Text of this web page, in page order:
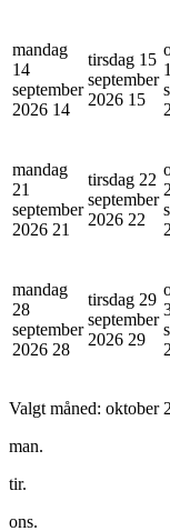
mandag
14
september
2026 14
tirsdag 15
september
2026 15
mandag
21
september
2026 21
tirsdag 22
september
2026 22
mandag
28
september
2026 28
tirsdag 29
september
2026 29
Valgt måned: oktober
man.
tir.
ons.